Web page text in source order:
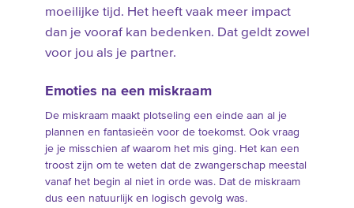
moeilijke tijd. Het heeft vaak meer impact
dan je vooraf kan bedenken. Dat geldt zowel
voor jou als je partner.
Emoties na een miskraam
De miskraam maakt plotseling een einde aan al je
plannen en fantasieën voor de toekomst. Ook vraag
je je misschien af waarom het mis ging. Het kan een
troost zijn om te weten dat de zwangerschap meestal
vanaf het begin al niet in orde was. Dat de miskraam
dus een natuurlijk en logisch gevolg was.